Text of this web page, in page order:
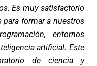
Es muy satisfactorio
formar a nuestros
entornos
artificial. Este
de ciencia y